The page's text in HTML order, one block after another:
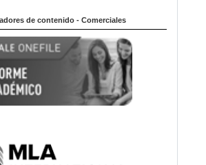
de contenido - Comerciales